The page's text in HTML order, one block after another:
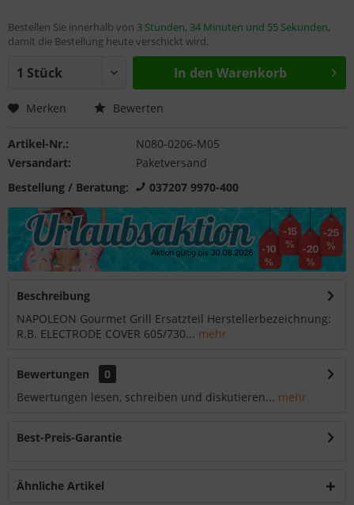
Bestellen Sie innerhalb von 3 Stunden, 34 Minuten und 55 Sekunden,
damit die Bestellung heute verschickt wird.
In den Warenkorb
Merken Bewerten
Artikel-Nr.:
N080-0206-M05
Versandart:
Paketversand
Bestellung / Beratung:
037207 9970-400
Beschreibung
NAPOLEON Gourmet Grill Ersatzteil Herstellerbezeichnung:
R.B. ELECTRODE COVER 605/730... mehr
Bewertungen
0
Bewertungen lesen, schreiben und diskutieren... mehr
Best-Preis-Garantie
Ähnliche Artikel